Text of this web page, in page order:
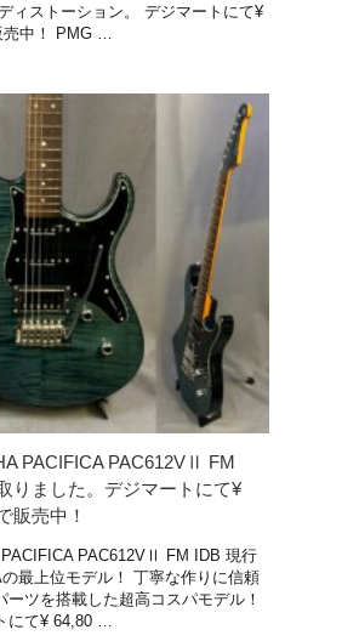
ィストーション。 デジマートにて¥
売中！ PMG …
PACIFICA PAC612VⅡ FM
りました。デジマートにて¥
販売中！
PAC612VⅡ FM IDB 現行
最上位モデル！ 丁寧な作りに信頼
ーツを搭載した超高コスパモデル！
にて¥ 64,80 …